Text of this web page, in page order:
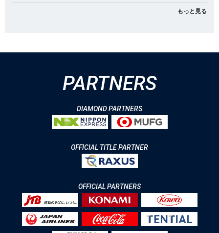
もっと見る
PARTNERS
DIAMOND PARTNERS
OFFICIAL TITLE PARTNER
OFFICIAL PARTNERS